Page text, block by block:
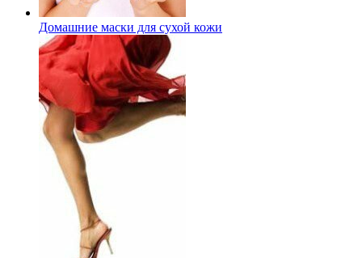
Домашние маски для сухой кожи